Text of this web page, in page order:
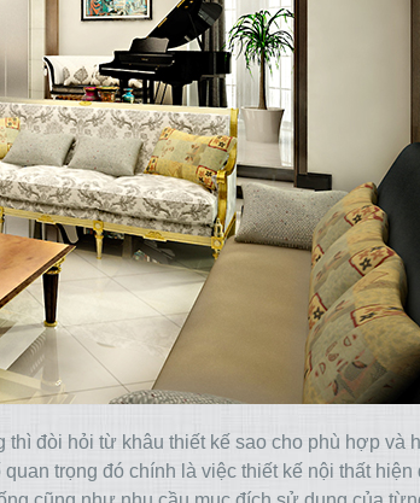
đòi hỏi từ khâu thiết kế sao cho phù hợp và
trọng đó chính là việc thiết kế nội thất hiện